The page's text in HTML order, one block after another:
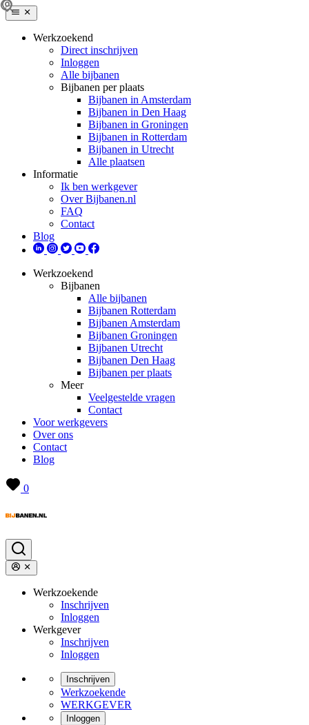
Werkzoekend
Direct inschrijven
Inloggen
Alle bijbanen
Bijbanen per plaats
Bijbanen in Amsterdam
Bijbanen in Den Haag
Bijbanen in Groningen
Bijbanen in Rotterdam
Bijbanen in Utrecht
Alle plaatsen
Informatie
Ik ben werkgever
Over Bijbanen.nl
FAQ
Contact
Blog
Werkzoekend
Bijbanen
Alle bijbanen
Bijbanen Rotterdam
Bijbanen Amsterdam
Bijbanen Groningen
Bijbanen Utrecht
Bijbanen Den Haag
Bijbanen per plaats
Meer
Veelgestelde vragen
Contact
Voor werkgevers
Over ons
Contact
Blog
0
Werkzoekende
Inschrijven
Inloggen
Werkgever
Inschrijven
Inloggen
Inschrijven
Werkzoekende
WERKGEVER
Inloggen